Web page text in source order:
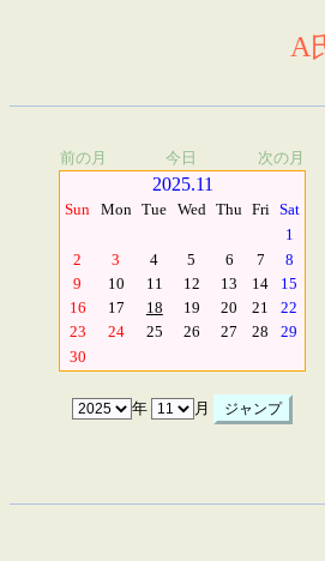
A
前の月 今日 次の月
2025.11
Sun Mon Tue Wed Thu Fri Sat
1
2
3 4 5 6 7
8
9
10 11 12 13 14
15
16
17 18 19 20 21
22
23
24 25 26 27 28
29
30
年 月